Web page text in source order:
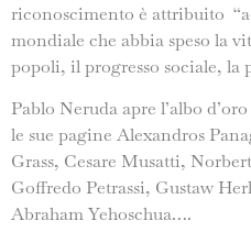
riconoscimento è attribuito
mondiale che abbia speso la
popoli, il progresso sociale, la
Pablo Neruda apre l’albo
le sue pagine Alexandros
Grass, Cesare Musatti,
Goffredo Petrassi, Gustaw
Abraham Yehoschua….